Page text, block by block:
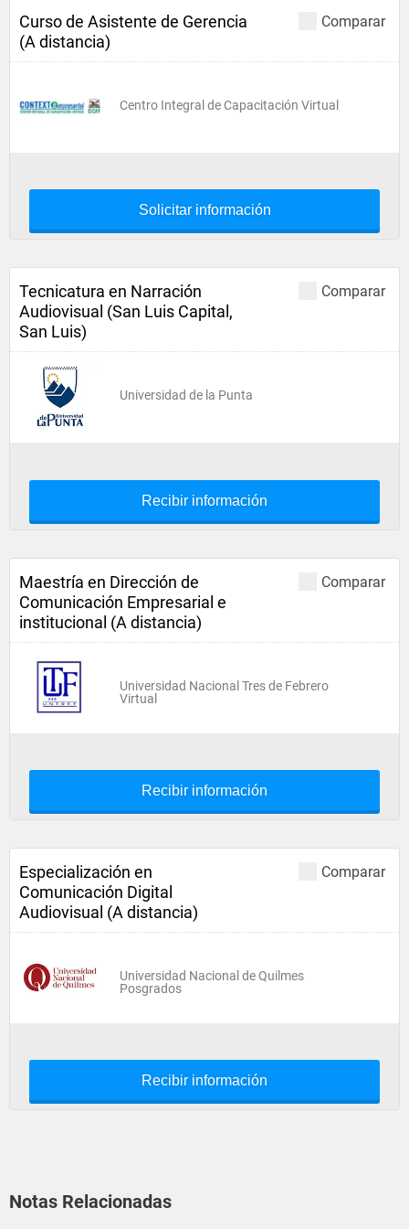
Comparar
Curso de Asistente de Gerencia
(A distancia)
Centro Integral de Capacitación Virtual
Solicitar información
Comparar
Tecnicatura en Narración
Audiovisual (San Luis Capital,
San Luis)
Universidad de la Punta
Recibir información
Comparar
Maestría en Dirección de
Comunicación Empresarial e
institucional (A distancia)
Universidad Nacional Tres de Febrero
Virtual
Recibir información
Comparar
Especialización en
Comunicación Digital
Audiovisual (A distancia)
Universidad Nacional de Quilmes
Posgrados
Recibir información
Notas Relacionadas